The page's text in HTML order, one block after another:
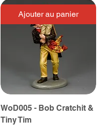
Ajouter au panier
WoD005 - Bob Cratchit &
Tiny Tim